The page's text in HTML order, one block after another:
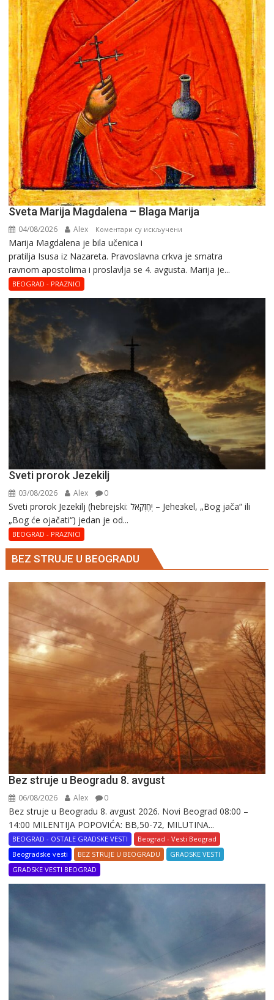
Sveta Marija Magdalena – Blaga Marija
04/08/2026 Alex Коментари су искључени
Marija
Magdalena
Blaga
Marija Magdalena je bila učenica i
pratilja Isusa iz Nazareta. Pravoslavna crkva je smatra
ravnom apostolima i proslavlja se 4. avgusta. Marija je...
BEOGRAD - PRAZNICI
Sveti prorok Jezekilj
03/08/2026 Alex 0
Sveti prorok Jezekilj (hebrejski: יְחֶזְקֵאל – Jehезkel, „Bog jača“ ili
„Bog će ojačati“) jedan je od...
BEOGRAD - PRAZNICI
BEZ STRUJE U BEOGRADU
Bez struje u Beogradu 8. avgust
06/08/2026 Alex 0
Bez struje u Beogradu 8. avgust 2026. Novi Beograd 08:00 –
14:00 MILENTIJA POPOVIĆA: BB,50-72, MILUTINA...
BEOGRAD - OSTALE GRADSKE VESTI
Beograd - Vesti Beograd
Beogradske vesti
BEZ STRUJE U BEOGRADU
GRADSKE VESTI
GRADSKE VESTI BEOGRAD